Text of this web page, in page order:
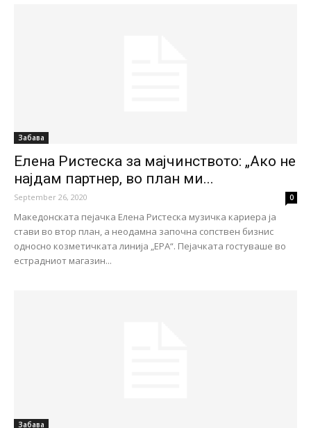
Забава
Eлена Ристеска за мајчинството: „Ако не
најдам партнер, во план ми...
September 26, 2020 0
Македонската пејачка Елена Ристеска музичка кариера ја
стави во втор план, а неодамна започна сопствен бизнис
односно козметичката линија „ЕРА“. Пејачката гостуваше во
естрадниот магазин...
Забава